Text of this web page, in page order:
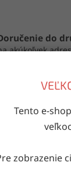
Tento e-
zobrazenie
do
akúkoľvek
772/10005214